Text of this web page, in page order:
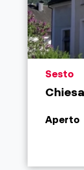
Sesto
Aperto